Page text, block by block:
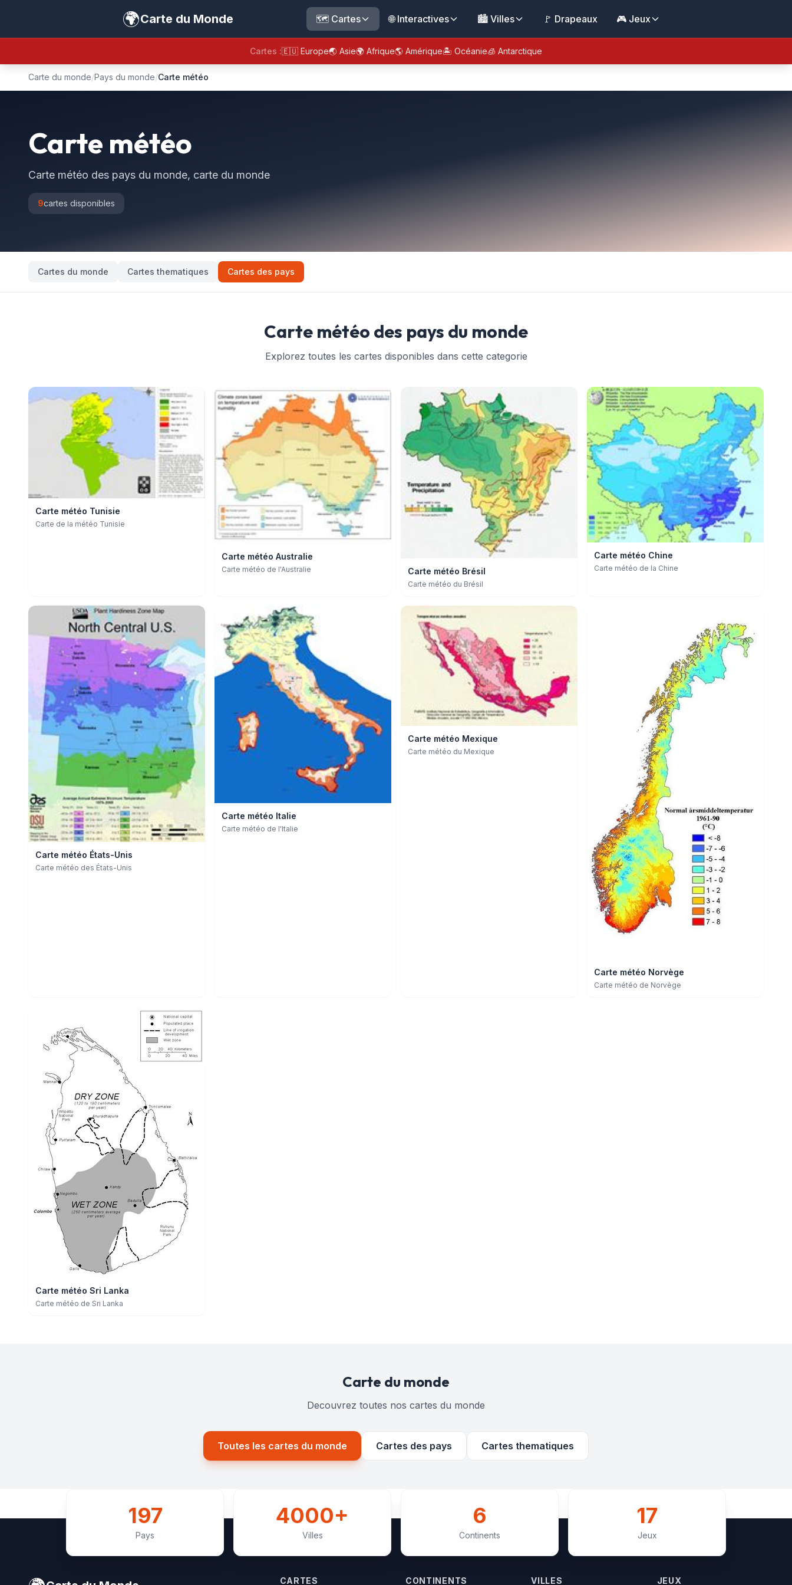
🌍Carte du Monde 🗺️ Cartes 🌐 Interactives 🏙️ Villes 🚩 Drapeaux 🎮 Jeux
Cartes :🇪🇺 Europe🌏 Asie🌍 Afrique🌎 Amérique🏝️ Océanie🧊 Antarctique
Carte du monde/Pays du monde/Carte météo
Carte météo
Carte météo des pays du monde, carte du monde
9cartes disponibles
Cartes du monde Cartes thematiques Cartes des pays
Carte météo des pays du monde
Explorez toutes les cartes disponibles dans cette categorie
Carte météo Tunisie
Carte de la météo Tunisie
Carte météo Australie
Carte météo de l'Australie Carte météo Brésil
Carte météo du Brésil
Carte météo Chine
Carte météo de la Chine
Carte météo États-Unis
Carte météo des États-Unis
Carte météo Italie
Carte météo de l'Italie
Carte météo Mexique
Carte météo du Mexique
Carte météo Norvège
Carte météo de Norvège
Carte météo Sri Lanka
Carte météo de Sri Lanka
Carte du monde
Decouvrez toutes nos cartes du monde
Toutes les cartes du monde Cartes des pays Cartes thematiques
197
Pays
4000+
Villes
6
Continents
17
Jeux
CARTES CONTINENTS VILLES JEUX